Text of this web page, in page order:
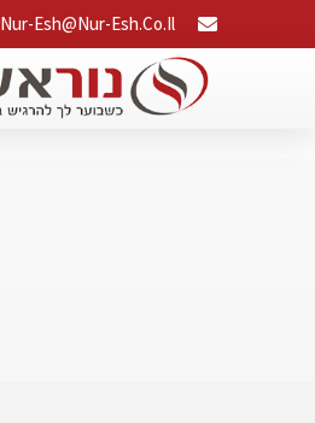
Nur-Esh@nur-Esh.co.il